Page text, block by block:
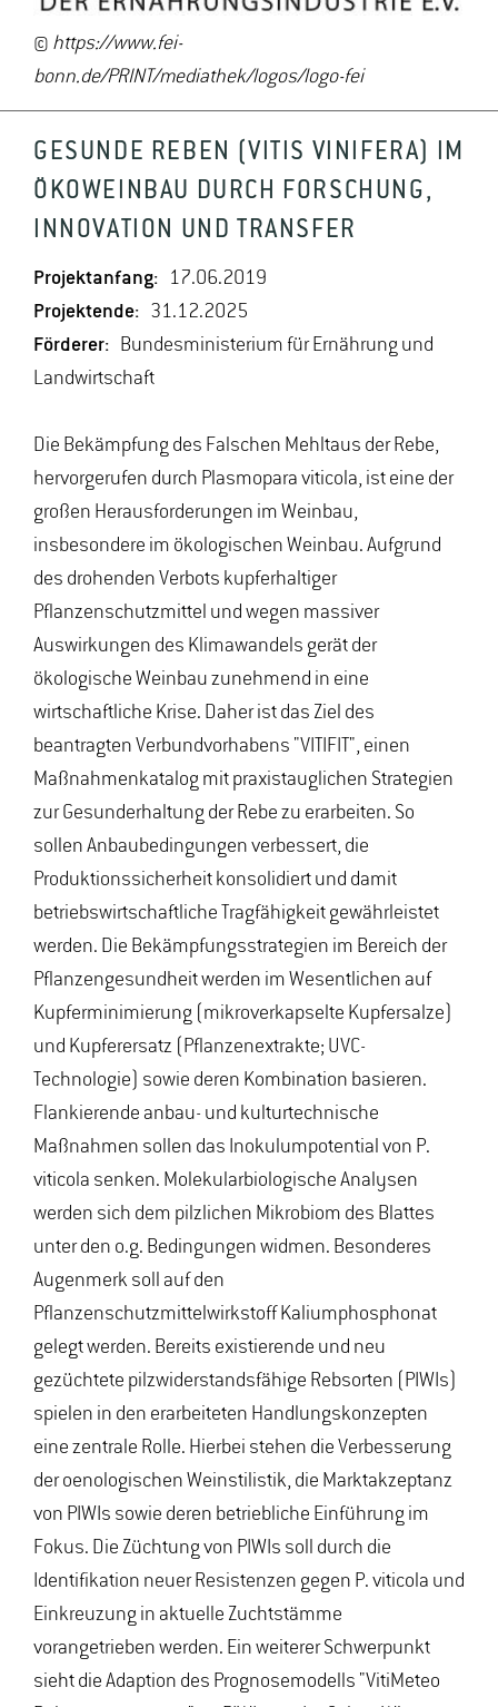
© https://www.fei-
bonn.de/PRINT/mediathek/logos/logo-fei
GESUNDE REBEN (VITIS VINIFERA) IM
ÖKOWEINBAU DURCH FORSCHUNG,
INNOVATION UND TRANSFER
Projektanfang: 17.06.2019
Projektende: 31.12.2025
Förderer: Bundesministerium für Ernährung und
Landwirtschaft
Die Bekämpfung des Falschen Mehltaus der Rebe,
hervorgerufen durch Plasmopara viticola, ist eine der
großen Herausforderungen im Weinbau,
insbesondere im ökologischen Weinbau. Aufgrund
des drohenden Verbots kupferhaltiger
Pflanzenschutzmittel und wegen massiver
Auswirkungen des Klimawandels gerät der
ökologische Weinbau zunehmend in eine
wirtschaftliche Krise. Daher ist das Ziel des
beantragten Verbundvorhabens "VITIFIT", einen
Maßnahmenkatalog mit praxistauglichen Strategien
zur Gesunderhaltung der Rebe zu erarbeiten. So
sollen Anbaubedingungen verbessert, die
Produktionssicherheit konsolidiert und damit
betriebswirtschaftliche Tragfähigkeit gewährleistet
werden. Die Bekämpfungsstrategien im Bereich der
Pflanzengesundheit werden im Wesentlichen auf
Kupferminimierung (mikroverkapselte Kupfersalze)
und Kupferersatz (Pflanzenextrakte; UVC-
Technologie) sowie deren Kombination basieren.
Flankierende anbau- und kulturtechnische
Maßnahmen sollen das Inokulumpotential von P.
viticola senken. Molekularbiologische Analysen
werden sich dem pilzlichen Mikrobiom des Blattes
unter den o.g. Bedingungen widmen. Besonderes
Augenmerk soll auf den
Pflanzenschutzmittelwirkstoff Kaliumphosphonat
gelegt werden. Bereits existierende und neu
gezüchtete pilzwiderstandsfähige Rebsorten (PIWIs)
spielen in den erarbeiteten Handlungskonzepten
eine zentrale Rolle. Hierbei stehen die Verbesserung
der oenologischen Weinstilistik, die Marktakzeptanz
von PIWIs sowie deren betriebliche Einführung im
Fokus. Die Züchtung von PIWIs soll durch die
Identifikation neuer Resistenzen gegen P. viticola und
Einkreuzung in aktuelle Zuchtstämme
vorangetrieben werden. Ein weiterer Schwerpunkt
sieht die Adaption des Prognosemodells "VitiMeteo